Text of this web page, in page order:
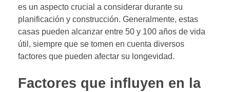
es un aspecto crucial a considerar durante su
planificación y construcción. Generalmente, estas
casas pueden alcanzar entre 50 y 100 años de vida
útil, siempre que se tomen en cuenta diversos
factores que pueden afectar su longevidad.
Factores que influyen en la